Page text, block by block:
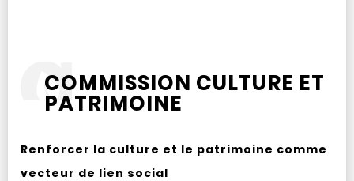
COMMISSION CULTURE ET
PATRIMOINE
Renforcer la culture et le patrimoine comme
vecteur de lien social